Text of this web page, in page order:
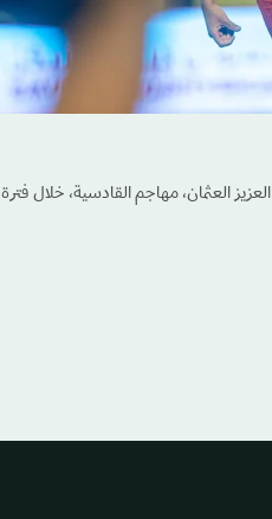
العثمان، مهاجم القادسية، خلال فترة